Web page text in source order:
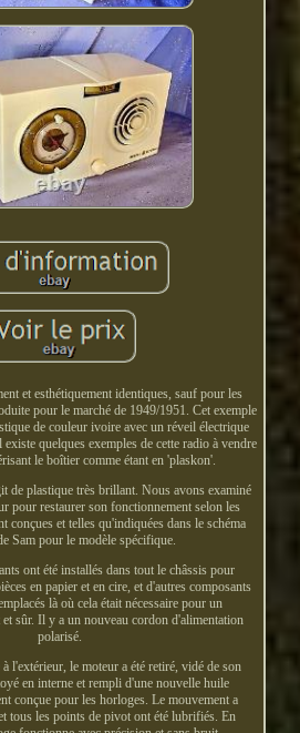
et esthétiquement identiques, sauf pour les
pour le marché de 1949/1951. Cet exemple
de couleur ivoire avec un réveil électrique
quelques exemples de cette radio à vendre
le boîtier comme étant en 'plaskon'.
de plastique très brillant. Nous avons examiné
pour restaurer son fonctionnement selon les
conçues et telles qu'indiquées dans le schéma
Sam pour le modèle spécifique.
ont été installés dans tout le châssis pour
en papier et en cire, et d'autres composants
là où cela était nécessaire pour un
sûr. Il y a un nouveau cordon d'alimentation
polarisé.
l'extérieur, le moteur a été retiré, vidé de son
en interne et rempli d'une nouvelle huile
conçue pour les horloges. Le mouvement a
tous les points de pivot ont été lubrifiés. En